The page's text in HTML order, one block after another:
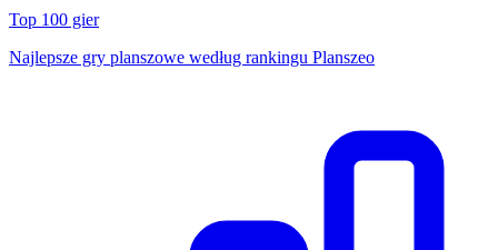
Top 100 gier
Najlepsze gry planszowe według rankingu Planszeo